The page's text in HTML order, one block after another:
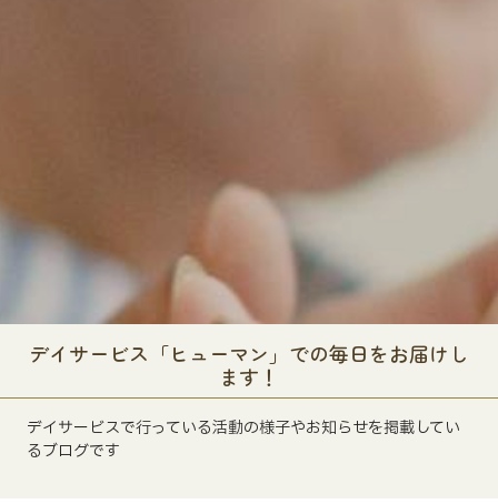
デイサービス「ヒューマン」での毎日をお届けし
ます！
デイサービスで行っている活動の様子やお知らせを掲載してい
るブログです